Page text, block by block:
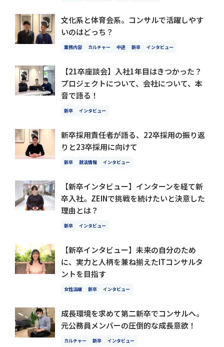
文化系と体育会系。コンサルで活躍しやす
いのはどっち？
業務内容 カルチャー 中途 新卒 インタビュー
【21卒座談会】入社1年目はきつかった？
プロジェクトについて、会社について、本
音で語る！
新卒 インタビュー
新卒採用責任者が語る、22卒採用の振り返
りと23卒採用に向けて
新卒 就活情報 インタビュー
【新卒インタビュー】インターンを経て新
卒入社。ZEINで挑戦を続けたいと決意した
理由とは？
新卒 インタビュー
【新卒インタビュー】未来の自分のため
に、実力と人柄を兼ね揃えたITコンサルタ
ントを目指す
女性活躍 新卒 インタビュー
成長環境を求めて第二新卒でコンサルへ。
元公務員メンバーの圧倒的な成長意欲！
カルチャー 新卒 インタビュー